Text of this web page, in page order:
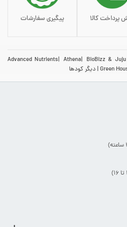
پرداخت کالا پیگیری سفارشات
Advanced Nutrients Athena
BioBizz &
Green دیگر کودها